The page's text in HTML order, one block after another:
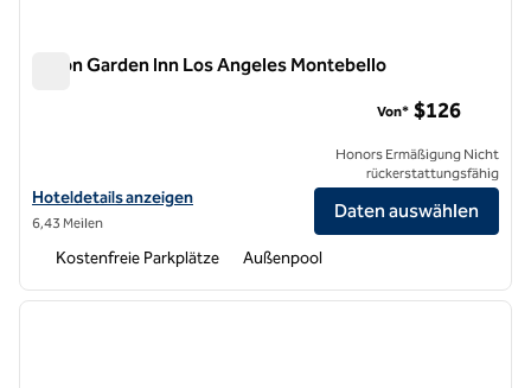
Hilton Garden Inn Los Angeles Montebello
Hoteldetails für das Hilton Garden Inn Los Angeles Montebello
Hoteldetails anzeigen
6,43 Meilen
Von* $126
Honors Ermäßigung Nicht
rückerstattungsfähig
Daten auswählen
Kostenfreie Parkplätze Außenpool
1 von 11